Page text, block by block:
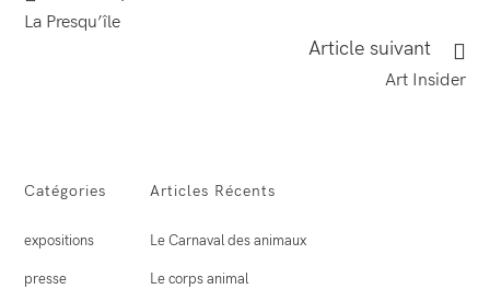
articles
La Presqu’île
Article suivant
Art Insider
Catégories
expositions
presse
Articles Récents
Le Carnaval des animaux
Le corps animal